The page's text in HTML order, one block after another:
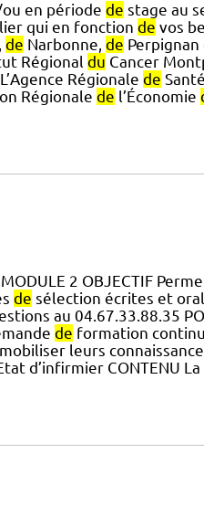
en période de stage au
qui en fonction de vos
de Narbonne, de Perpignan
Régional du Cancer
Régionale de Santé
Régionale de l’Économie
MODULE 2 OBJECTIF
de sélection écrites et
au 04.67.33.88.35
de formation
leurs
d’infirmier CONTENU